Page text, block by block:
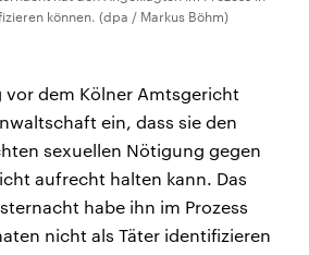
können. (dpa / Markus Böhm)
vor dem Kölner Amtsgericht
ein, dass sie den
sexuellen Nötigung gegen
aufrecht halten kann. Das
habe ihn im Prozess
nicht als Täter identifizieren